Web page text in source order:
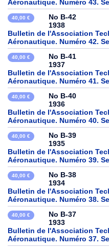
Aéronautique. Numéro 43.
40,00 €
No B-42
1938
Bulletin de l'Association
Aéronautique. Numéro 42.
40,00 €
No B-41
1937
Bulletin de l'Association
Aéronautique. Numéro 41.
40,00 €
No B-40
1936
Bulletin de l'Association
Aéronautique. Numéro 40.
40,00 €
No B-39
1935
Bulletin de l'Association
Aéronautique. Numéro 39.
40,00 €
No B-38
1934
Bulletin de l'Association
Aéronautique. Numéro 38.
40,00 €
No B-37
1933
Bulletin de l'Association
Aéronautique. Numéro 37.